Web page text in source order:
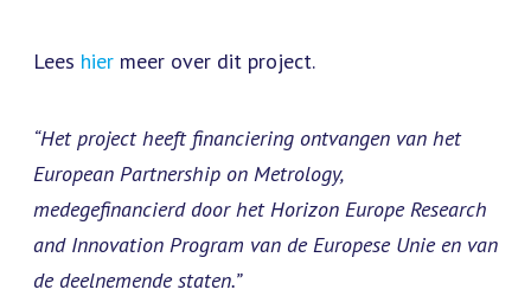
Lees hier meer over dit project.
“Het project heeft financiering ontvangen van het
European Partnership on Metrology,
medegefinancierd door het Horizon Europe Research
and Innovation Program van de Europese Unie en van
de deelnemende staten.”